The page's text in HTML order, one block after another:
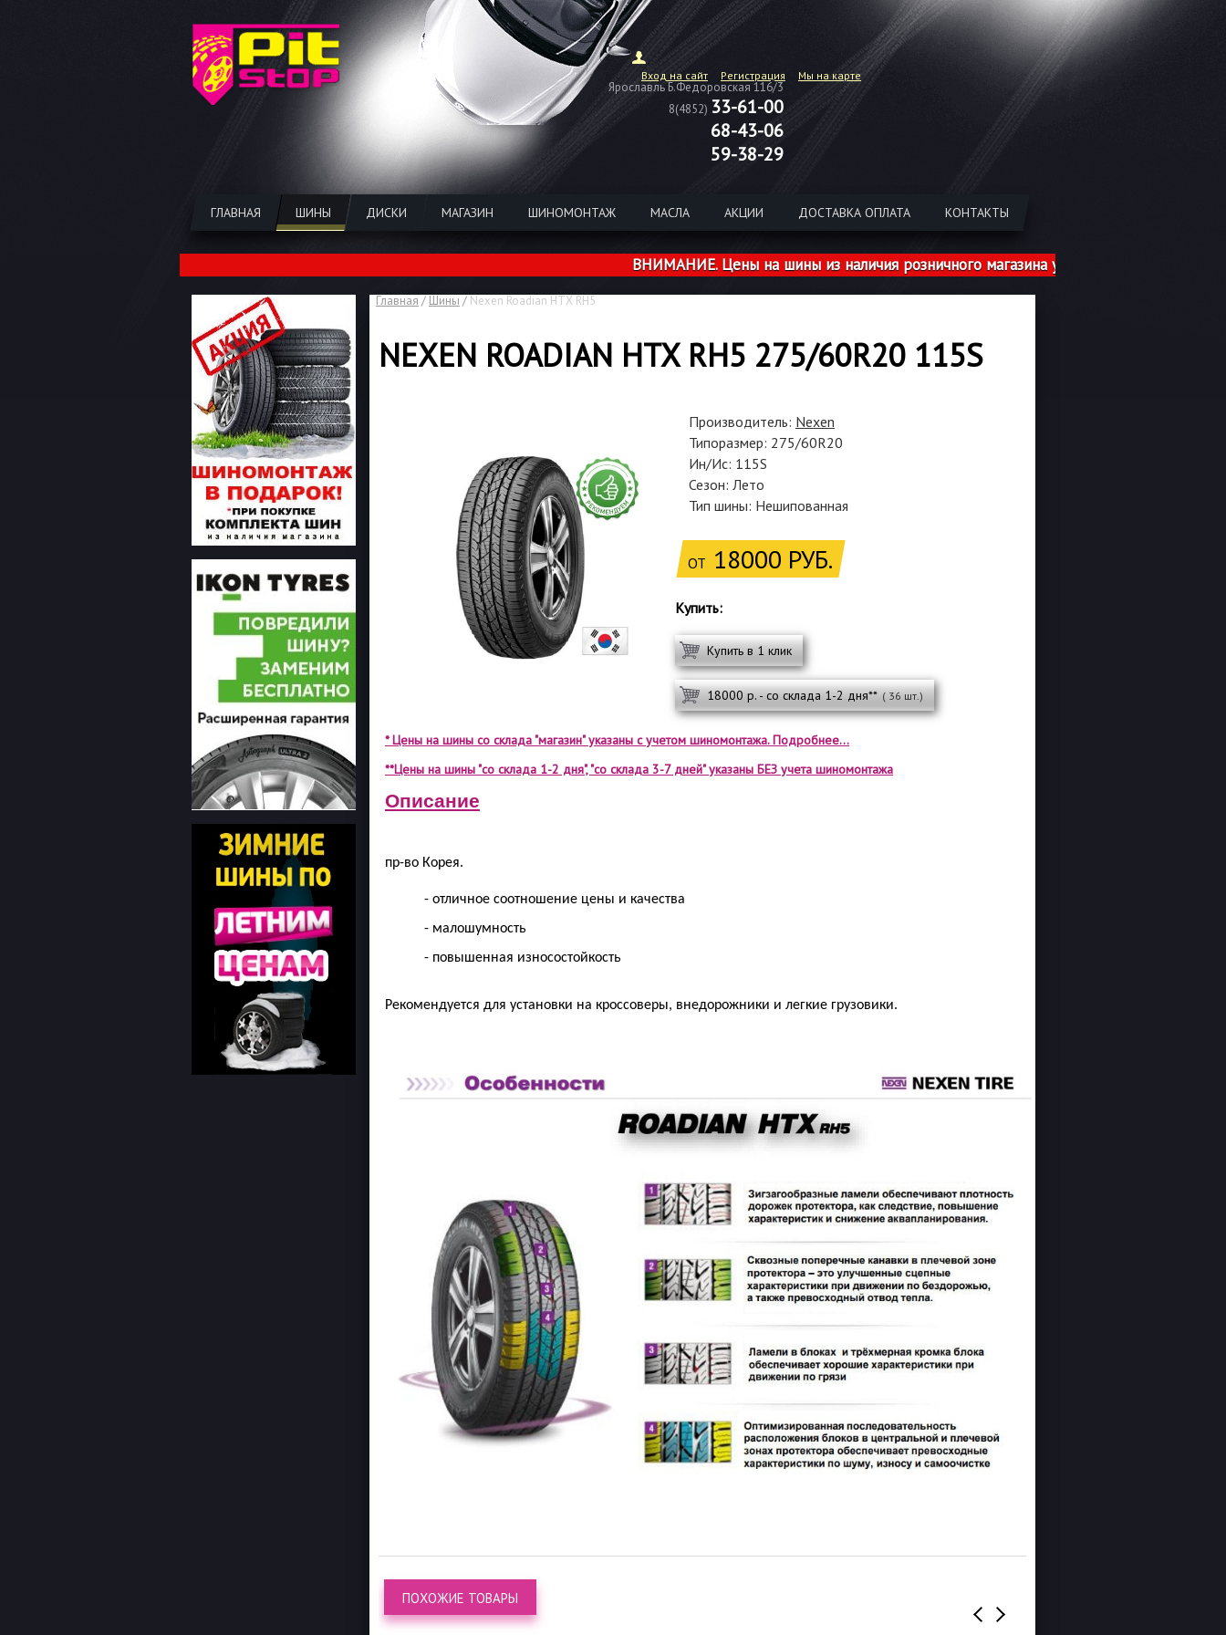
Вход на сайт Регистрация Мы на карте
Ярославль Б.Федоровская 116/3
8(4852) 33-61-00
68-43-06
59-38-29
ГЛАВНАЯ ШИНЫ ДИСКИ МАГАЗИН ШИНОМОНТАЖ МАСЛА АКЦИИ ДОСТАВКА ОПЛАТА КОНТАКТЫ
ВНИМАНИЕ. Цены на шины из наличия розничного магазина указаны с учетом
Главная / Шины / Nexen Roadian HTX RH5
NEXEN ROADIAN HTX RH5 275/60R20 115S
Производитель: Nexen
Типоразмер: 275/60R20
Ин/Ис: 115S
Сезон: Лето
Тип шины: Нешипованная
ОТ 18000 РУБ.
Купить:
Купить в 1 клик
18000 р. - со склада 1-2 дня** ( 36 шт.)
* Цены на шины со склада "магазин" указаны с учетом шиномонтажа. Подробнее...
**Цены на шины "со склада 1-2 дня", "со склада 3-7 дней" указаны БЕЗ учета шиномонтажа
Описание
пр-во Корея.
- отличное соотношение цены и качества
- малошумность
- повышенная износостойкость
Рекомендуется для установки на кроссоверы, внедорожники и легкие грузовики.
ПОХОЖИЕ ТОВАРЫ